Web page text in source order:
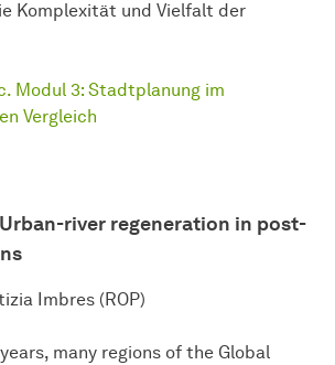
Komplexität und Vielfalt der
Modul 3: Stadtplanung im
Vergleich
river regeneration in post-
Imbres (ROP)
many regions of the Global